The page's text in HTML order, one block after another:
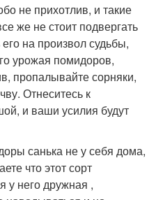
не прихотлив, и такие
же не стоит подвергать
на произвол судьбы,
урожая помидоров,
пропалывайте сорняки,
Отнеситесь к
и ваши усилия будут
санька не у себя дома,
что этот сорт
у него дружная ,